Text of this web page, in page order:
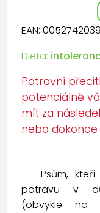
EAN:
Dieta:
Potravní
potenciálně
mít za
nebo
Psům,
potravu v
(obvykle na